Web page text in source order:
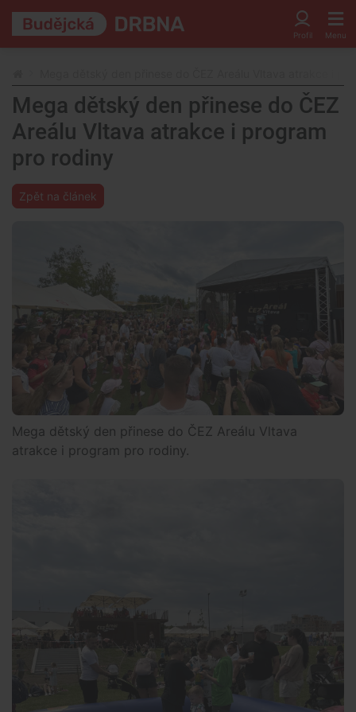
Mega dětský den přinese do ČEZ
Areálu Vltava atrakce i program
pro rodiny
Zpět na článek
Mega dětský den přinese do ČEZ Areálu Vltava
atrakce i program pro rodiny.